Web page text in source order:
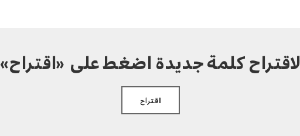
لاقتراح كلمة جديدة اضغط على «اقتراح»
اقتراح